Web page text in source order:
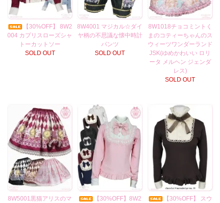
【30%OFF】 8W2
004 カプリスローズシャ
トーカットソー
SOLD OUT
8W4001 マジカル☆ダイ
ヤ柄の不思議な懐中時計
パンツ
SOLD OUT
8W1018チョコミントく
まのコティーちゃんのス
ウィーツワンダーランド
JSK(ゆめかわいい ロリ
ータ メルヘン ジェンダ
レス)
SOLD OUT
8W5001黒猫アリスのマ
【30%OFF】8W2
【30%OFF】 スウ